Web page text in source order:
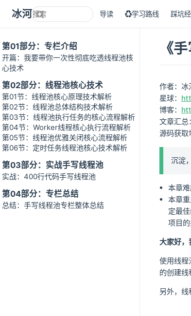
冰河技术 导读 ♻学习路线 踩坑
第01部分：专栏介绍
开篇：我要带你一次性彻底吃透线程池核
心技术
第02部分：线程池核心技术
第01节：线程池核心原理技术解析
第02节：线程池总体结构技术解析
第03节：线程池执行任务的核心流程解析
第04节：Worker线程核心执行流程解析
第05节：线程池优雅关闭核心流程解析
第06节：定时任务线程池核心技术解析
第03部分：实战手写线程池
实战：400行代码手写线程池
第04部分：专栏总结
总结：手写线程池专栏整体总结
《
作者：冰
星球：
博客：
文章汇总：
源码获取
沉淀
本章
本章
定最
项目
大家好
使用线程
的创建线
另外，线